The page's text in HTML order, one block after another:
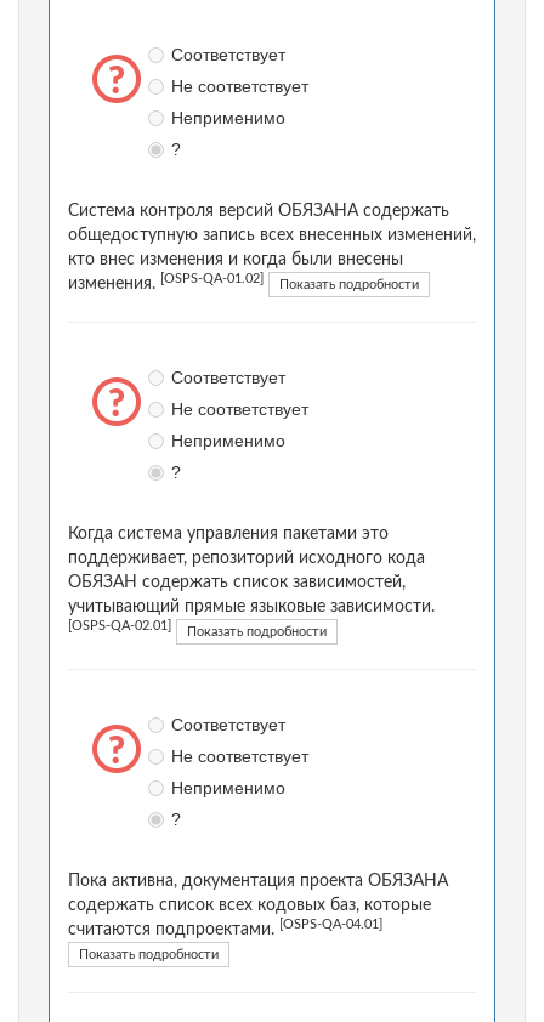
Соответствует
Не соответствует
Неприменимо
?
Система контроля версий ОБЯЗАНА содержать
общедоступную запись всех внесенных изменений,
кто внес изменения и когда были внесены
изменения.
[OSPS-QA-01.02] Показать подробности
Соответствует
Не соответствует
Неприменимо
?
Когда система управления пакетами это
поддерживает, репозиторий исходного кода
ОБЯЗАН содержать список зависимостей,
учитывающий прямые языковые зависимости.
[OSPS-QA-02.01] Показать подробности
Соответствует
Не соответствует
Неприменимо
?
Пока активна, документация проекта ОБЯЗАНА
содержать список всех кодовых баз, которые
считаются подпроектами.
[OSPS-QA-04.01]
Показать подробности